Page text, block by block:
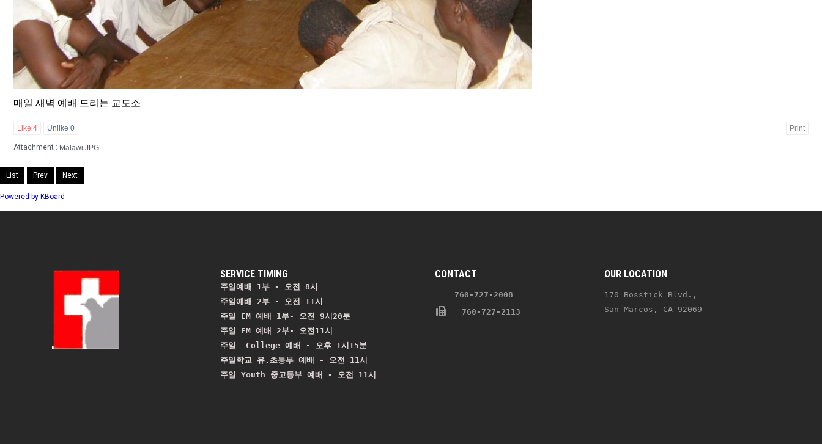
매일 새벽 예배 드리는 교도소
Like 4 Unlike 0 Print
Attachment : Malawi.JPG
List Prev Next
Powered by KBoard
SERVICE TIMING
주일예배 1부 - 오전 8시
주일예배 2부 - 오전 11시
주일 EM 예배 1부- 오전 9시20분
주일 EM 예배 2부- 오전11시
주일  College 예배 - 오후 1시15분
주일학교 유.초등부 예배 - 오전 11시
주일 Youth 중고등부 예배 - 오전 11시
CONTACT
760-727-2008
760-727-2113
OUR LOCATION
170 Bosstick Blvd.,
San Marcos, CA 92069